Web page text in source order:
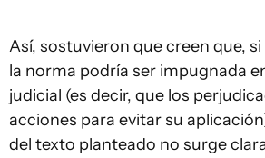
Así, sostuvieron que creen que,
la norma podría ser impugnada
judicial (es decir, que los
acciones para evitar su
del texto planteado no surge